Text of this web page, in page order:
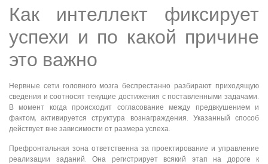
Как интеллект фиксирует
успехи и по какой причине
это важно
Нервные сети головного мозга беспрестанно разбирают приходящую
сведения и соотносят текущие достижения с поставленными задачами.
В момент когда происходит согласование между предвкушением и
фактом, активируется структура вознаграждения. Указанный способ
действует вне зависимости от размера успеха.
Префронтальная зона ответственна за проектирование и управление
реализации заданий. Она регистрирует всякий этап на дороге к